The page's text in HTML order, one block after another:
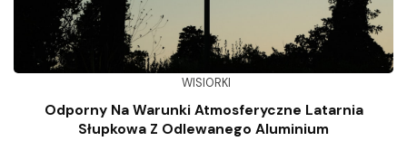
WISIORKI
Odporny Na Warunki Atmosferyczne Latarnia
Słupkowa Z Odlewanego Aluminium